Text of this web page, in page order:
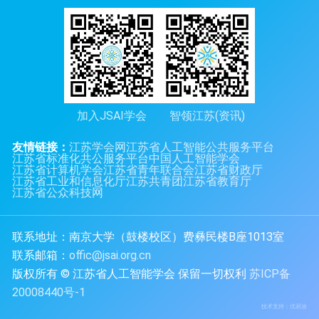
加入JSAI学会 智领江苏(资讯)
友情链接：江苏学会网江苏省人工智能公共服务平台
江苏省标准化共公服务平台中国人工智能学会
江苏省计算机学会江苏省青年联合会江苏省财政厅
江苏省工业和信息化厅江苏共青团江苏省教育厅
江苏省公众科技网
联系地址：南京大学（鼓楼校区）费彝民楼B座1013室
联系邮箱：offic@jsai.org.cn
版权所有 © 江苏省人工智能学会 保留一切权利苏ICP备
20008440号-1
技术支持： 优易迪